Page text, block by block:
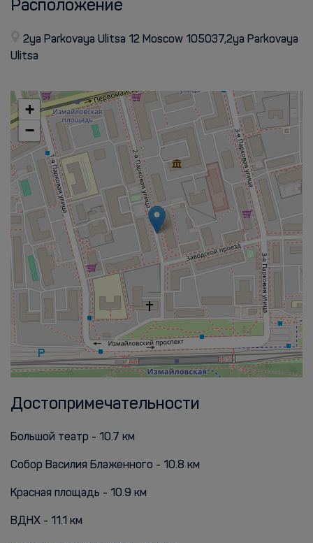
Расположение
2ya Parkovaya Ulitsa 12 Moscow 105037,2ya Parkovaya
Ulitsa
+
−
Достопримечательности
Большой театр - 10.7 км
Собор Василия Блаженного - 10.8 км
Красная площадь - 10.9 км
ВДНХ - 11.1 км